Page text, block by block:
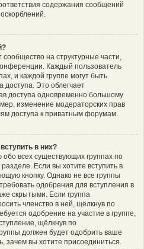
содержания сообщений
на структурные части,
Каждый пользователь
и каждой группе могут быть
Это облегчает
доступа одновременно большому
изменение модераторских прав
доступа к приватным форумам.
в них?
всех существующих группах по
Если вы хотите вступить в
кнопку. Однако не все группы
одобрения для вступления в
скрытыми. Если группа
членство в ней, щёлкнув по
одобрение на участие в группе,
щёлкнув по
должен будет одобрить ваше
зачем вы хотите присоединиться.